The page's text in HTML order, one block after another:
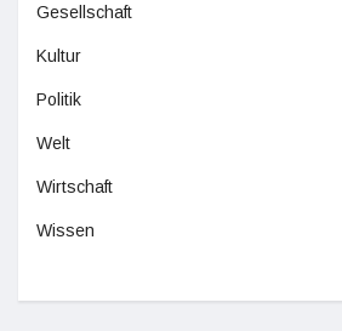
Gesellschaft
Kultur
Politik
Welt
Wirtschaft
Wissen